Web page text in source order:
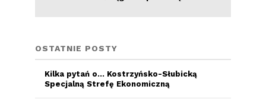
OSTATNIE POSTY
Kilka pytań o… Kostrzyńsko-Słubicką
Specjalną Strefę Ekonomiczną